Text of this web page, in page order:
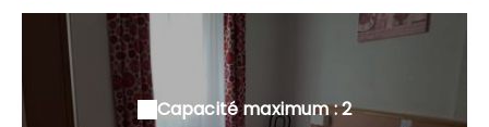
Capacité maximum : 2